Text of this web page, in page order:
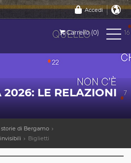
Accedi
Carrello (0)
2026: LE RELAZIONI
di Bergamo
Biglietti